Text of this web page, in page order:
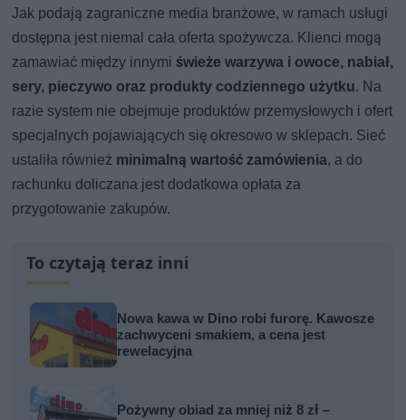
Jak podają zagraniczne media branżowe, w ramach usługi
dostępna jest niemal cała oferta spożywcza. Klienci mogą
zamawiać między innymiświeże warzywa i owoce, nabiał,
sery, pieczywo oraz produkty codziennego użytku. Na
razie system nie obejmuje produktów przemysłowych i ofert
specjalnych pojawiających się okresowo w sklepach. Sieć
ustaliła również minimalną wartość zamówienia, a do
rachunku doliczana jest dodatkowa opłata za
przygotowanie zakupów.
To czytają teraz inni
Nowa kawa w Dino robi furorę. Kawosze
zachwyceni smakiem, a cena jest
rewelacyjna
Pożywny obiad za mniej niż 8 zł –